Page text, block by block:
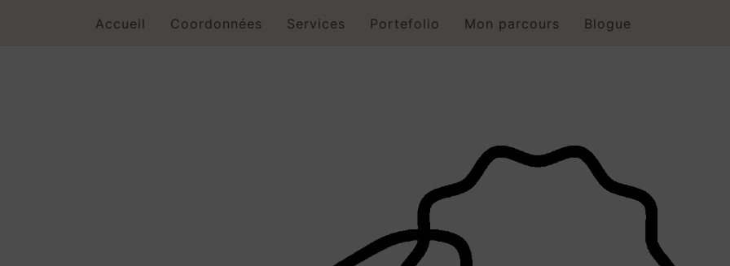
Accueil Coordonnées Services Portefolio Mon parcours Blogue